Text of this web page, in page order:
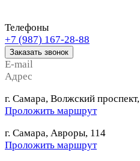
Телефоны
+7 (987) 167-28-88
Заказать звонок
E-mail
Адрес
г. Самара, Волжский
Проложить маршрут
г. Самара, Авроры, 114
Проложить маршрут